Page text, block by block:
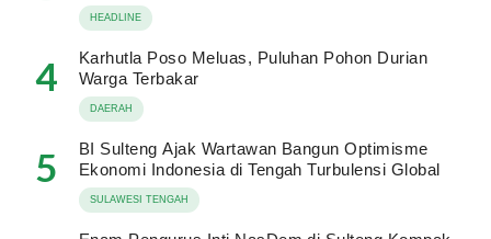
HEADLINE
4
Karhutla Poso Meluas, Puluhan Pohon Durian
Warga Terbakar
DAERAH
5
BI Sulteng Ajak Wartawan Bangun Optimisme
Ekonomi Indonesia di Tengah Turbulensi Global
SULAWESI TENGAH